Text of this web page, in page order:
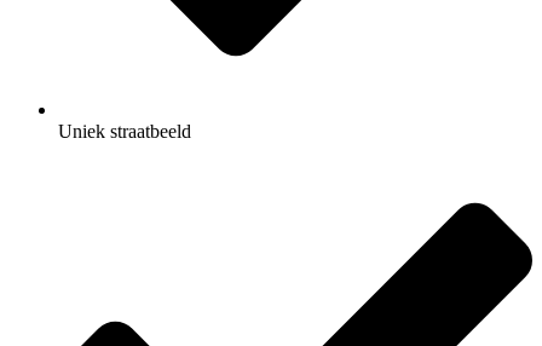
Uniek straatbeeld